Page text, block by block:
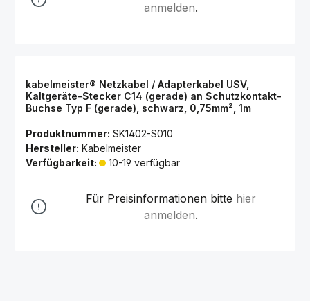
anmelden.
kabelmeister® Netzkabel / Adapterkabel USV,
Kaltgeräte-Stecker C14 (gerade) an Schutzkontakt-
Buchse Typ F (gerade), schwarz, 0,75mm², 1m
Produktnummer: SK1402-S010
Hersteller: Kabelmeister
Verfügbarkeit:
10-19 verfügbar
Für Preisinformationen bitte hier
anmelden.